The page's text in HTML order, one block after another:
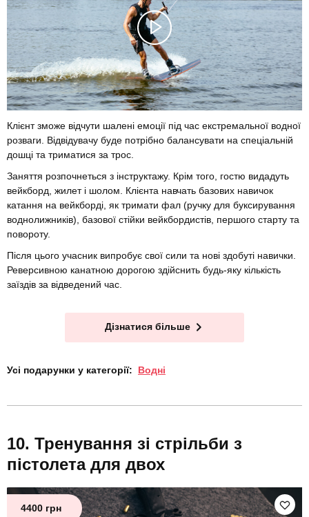
Клієнт зможе відчути шалені емоції під час екстремальної водної
розваги. Відвідувачу буде потрібно балансувати на спеціальній
дошці та триматися за трос.
Заняття розпочнеться з інструктажу. Крім того, гостю видадуть
вейкборд, жилет і шолом. Клієнта навчать базових навичок
катання на вейкборді, як тримати фал (ручку для буксирування
воднолижників), базової стійки вейкбордистів, першого старту та
повороту.
Після цього учасник випробує свої сили та нові здобуті навички.
Реверсивною канатною дорогою здійснить будь-яку кількість
заїздів за відведений час.
Дізнатися більше
Усі подарунки у категорії: Водні
Тренування зі стрільби з
пістолета для двох
4400 грн